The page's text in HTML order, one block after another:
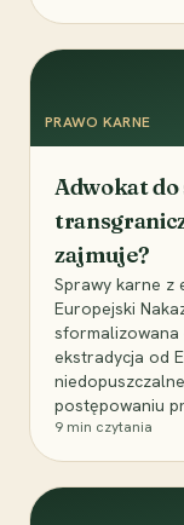
PRAWO KARNE
Adwokat
zajmuje?
Sprawy karne z
Europejski
sformalizowana
ekstradycja od
postępowaniu
9 min czytania